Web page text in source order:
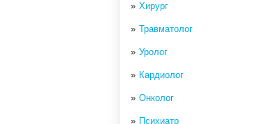
Хирург
Травматолог
Уролог
Кардиолог
Онколог
Психиатр